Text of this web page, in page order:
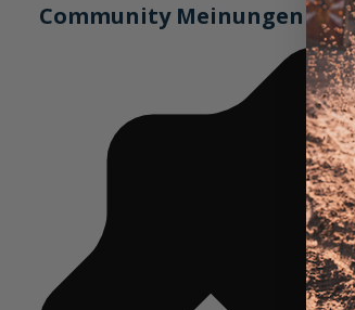
Community Meinungen (1)